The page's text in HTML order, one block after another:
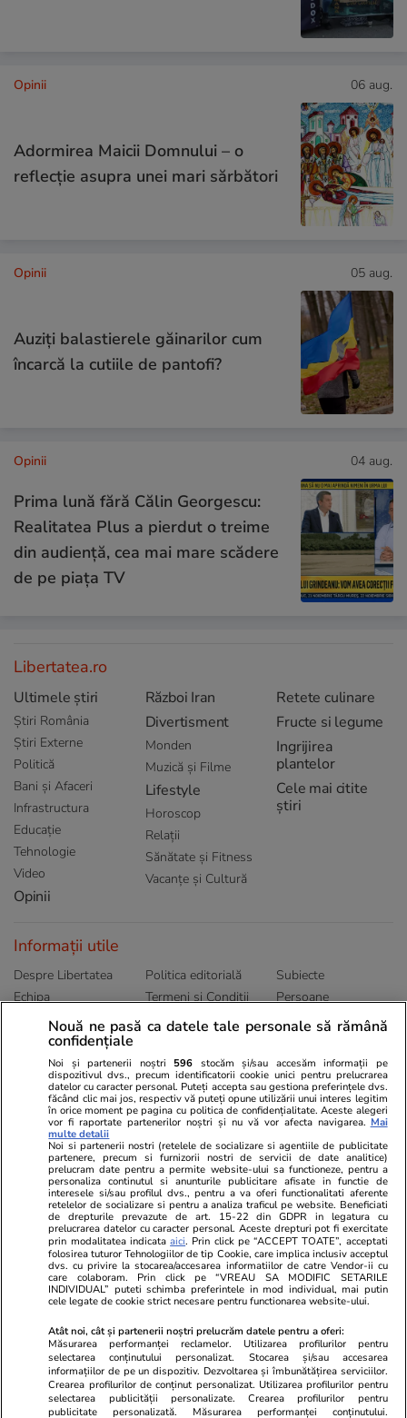
Opinii 06 aug.
Adormirea Maicii Domnului – o
reflecție asupra unei mari sărbători
Opinii 05 aug.
Auziți balastierele găinarilor cum
încarcă la cutiile de pantofi?
Opinii 04 aug.
Prima lună fără Călin Georgescu:
Realitatea Plus a pierdut o treime
din audiență, cea mai mare scădere
de pe piața TV
Libertatea.ro
Ultimele știri
Știri România
Știri Externe
Politică
Bani și Afaceri
Infrastructura
Educație
Tehnologie
Video
Opinii
Război Iran
Divertisment
Monden
Muzică și Filme
Lifestyle
Horoscop
Relații
Sănătate și Fitness
Vacanțe și Cultură
Retete culinare
Fructe si legume
Ingrijirea
plantelor
Cele mai citite
știri
Informații utile
Despre Libertatea
Echipa
Publicitate
Politica de
confidențialitate
Politica editorială
Termeni și Conditii
Abonamente
Subiecte
Persoane
Sitemap
Ringier România
Libertatea pentru
Unica.ro
Program TV
Avantaje
ELLE
Gazeta Sporturilor
Stiri mondene
Calculator sarcina
Ajută Copiii
Locuri de muncă
Imobiliare.ro
Jobradar24
Imoradar24
Colecții Libertatea
Pariază responsabil! Decizia ONJN nr. 821/25.09.2025.
Jocurile de noroc sunt interzise minorilor.
Actualizare preferințe cookies
Nouă ne pasă ca datele tale personale să rămână
confidențiale
Noi și partenerii noștri 596 stocăm și/sau accesăm informații pe
dispozitivul dvs., precum identificatorii cookie unici pentru prelucrarea
datelor cu caracter personal. Puteți accepta sau gestiona preferințele dvs.
făcând clic mai jos, respectiv vă puteți opune utilizării unui interes legitim
în orice moment pe pagina cu politica de confidențialitate. Aceste alegeri
vor fi raportate partenerilor noștri și nu vă vor afecta navigarea. Mai
multe detalii
Noi si partenerii nostri (retelele de socializare si agentiile de publicitate
partenere, precum si furnizorii nostri de servicii de date analitice)
prelucram date pentru a permite website-ului sa functioneze, pentru a
personaliza continutul si anunturile publicitare afisate in functie de
interesele si/sau profilul dvs., pentru a va oferi functionalitati aferente
retelelor de socializare si pentru a analiza traficul pe website. Beneficiati
de drepturile prevazute de art. 15-22 din GDPR in legatura cu
prelucrarea datelor cu caracter personal. Aceste drepturi pot fi exercitate
prin modalitatea indicataaici. Prin click pe “ACCEPT TOATE”, acceptati
folosirea tuturor Tehnologiilor de tip Cookie, care implica inclusiv acceptul
dvs. cu privire la stocarea/accesarea informatiilor de catre Vendor-ii cu
care colaboram. Prin click pe “VREAU SA MODIFIC SETARILE
INDIVIDUAL” puteti schimba preferintele in mod individual, mai putin
cele legate de cookie strict necesare pentru functionarea website-ului.
Atât noi, cât și partenerii noștri prelucrăm datele pentru a oferi:
Măsurarea performanței reclamelor. Utilizarea profilurilor pentru
selectarea conținutului personalizat. Stocarea și/sau accesarea
informațiilor de pe un dispozitiv. Dezvoltarea și îmbunătățirea serviciilor.
Crearea profilurilor de conținut personalizat. Utilizarea profilurilor pentru
selectarea publicității personalizate. Crearea profilurilor pentru
publicitate personalizată. Măsurarea performanței conținutului.